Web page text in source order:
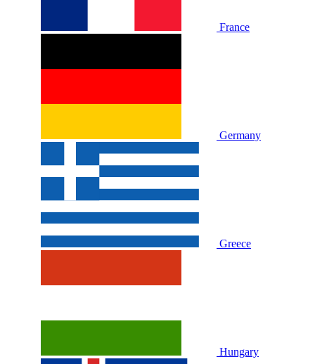
France
Germany
Greece
Hungary